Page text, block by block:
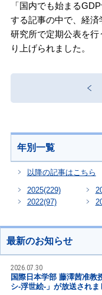
「国内でも始まる
する記事の中で、経
研究所で定期公表を
り上げられました。
年別一覧
以降の記事はこちら
2025(229)
2022(97)
最新のお知らせ
2026.07.30
国際日本学部 藤澤茜准教
シ-浮世絵-」が放送されま